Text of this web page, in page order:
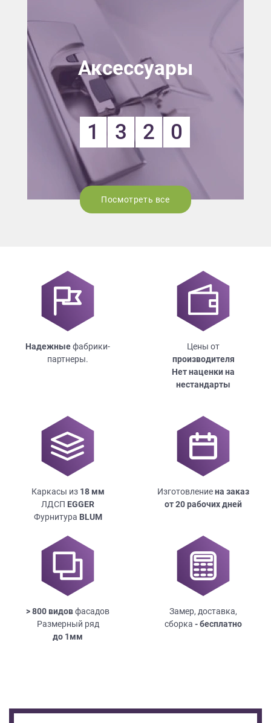
Аксессуары
1 3 2 0
Посмотреть все
Надежныефабрики-
партнеры.
Цены от
производителя
Нет наценки на
нестандарты
Каркасы из 18мм
ЛДСП EGGER
Фурнитура BLUM
Изготовлениена заказ
от 20 рабочих дней
> 800 видовфасадов
Размерный ряд
до 1мм
Замер, доставка,
сборка - бесплатно